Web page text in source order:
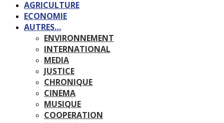
AGRICULTURE
ECONOMIE
AUTRES…
ENVIRONNEMENT
INTERNATIONAL
MEDIA
JUSTICE
CHRONIQUE
CINEMA
MUSIQUE
COOPERATION